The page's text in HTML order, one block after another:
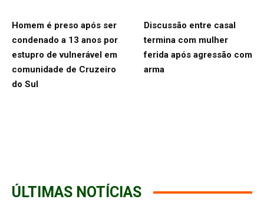
Homem é preso após ser
condenado a 13 anos por
estupro de vulnerável em
comunidade de Cruzeiro
do Sul
Discussão entre casal
termina com mulher
ferida após agressão com
arma
ÚLTIMAS NOTÍCIAS